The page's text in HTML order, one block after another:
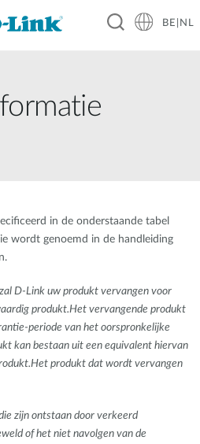
BE|NL
in de onderstaande tabel
wordt genoemd in de handleiding
D-Link uw produkt vervangen voor
produkt.Het vervangende produkt
periode van het oorspronkelijke
kan bestaan uit een equivalent hiervan
produkt dat wordt vervangen
zijn ontstaan door verkeerd
of het niet navolgen van de